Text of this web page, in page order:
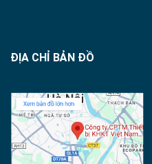
ĐỊA CHỈ BẢN ĐỒ